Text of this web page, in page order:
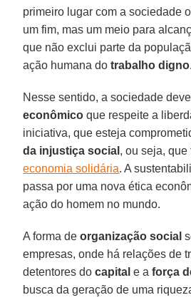
primeiro lugar com a sociedade
um fim, mas um meio para
que não exclui parte da
ação humana dotrabalho digno.
Nesse sentido, a sociedade
econômico que respeite a
iniciativa, que esteja
da injustiça social , ou seja, que
economia solidária. A
passa por uma nova ética
ação do homem no mundo.
A forma deorganização social
empresas, onde há relações de
detentores docapital e aforça
busca da geração de uma